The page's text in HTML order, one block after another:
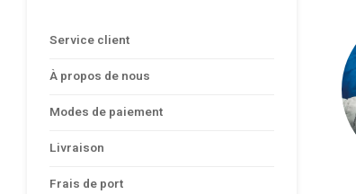
Service client
À propos de nous
Modes de paiement
Livraison
Frais de port